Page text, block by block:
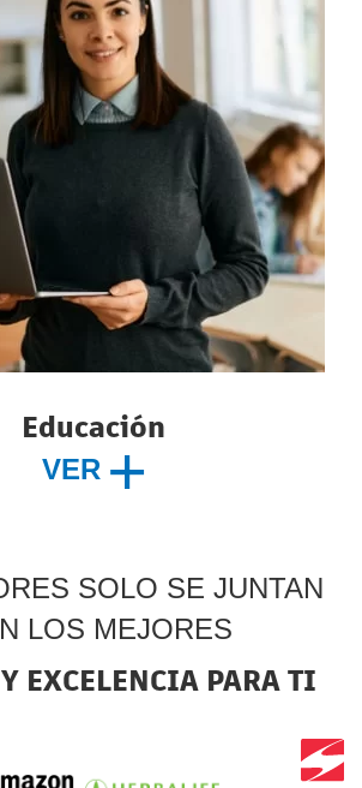
Educación
VER
SOLO SE JUNTAN
LOS MEJORES
EXCELENCIA PARA TI